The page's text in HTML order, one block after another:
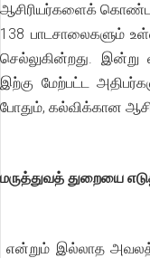
ஆசிரியர்களைக் கொண்ட
138 பாடசாலைகளும்
செல்லுகின்றது. இன்று
இற்கு மேற்பட்ட
போதும், கல்விக்கான
மருத்துவத் துறையை
என்றும் இல்லாத